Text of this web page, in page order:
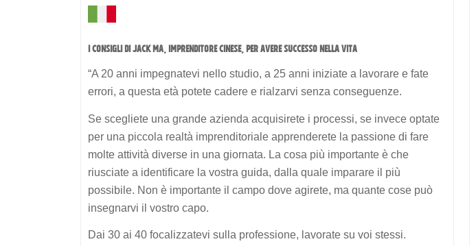
I CONSIGLI DI JACK MA, IMPRENDITORE CINESE, PER AVERE SUCCESSO NELLA VITA
“A 20 anni impegnatevi nello studio, a 25 anni iniziate a lavorare e fate
errori, a questa età potete cadere e rialzarvi senza conseguenze.
Se scegliete una grande azienda acquisirete i processi, se invece optate
per una piccola realtà imprenditoriale apprenderete la passione di fare
molte attività diverse in una giornata. La cosa più importante è che
riusciate a identificare la vostra guida, dalla quale imparare il più
possibile. Non è importante il campo dove agirete, ma quante cose può
insegnarvi il vostro capo.
Dai 30 ai 40 focalizzatevi sulla professione, lavorate su voi stessi.